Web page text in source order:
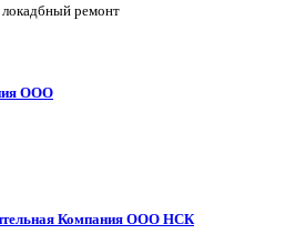
локадбный ремонт
ООО
Компания ООО НСК